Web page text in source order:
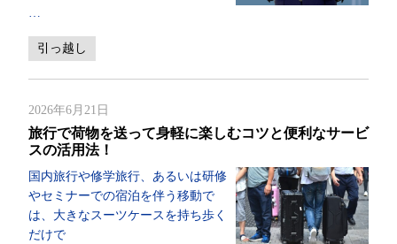
…
引っ越し
2026年6月21日
旅行で荷物を送って身軽に楽しむコツと便利なサービ
スの活用法！
国内旅行や修学旅行、あるいは研修
やセミナーでの宿泊を伴う移動で
は、大きなスーツケースを持ち歩く
だけで